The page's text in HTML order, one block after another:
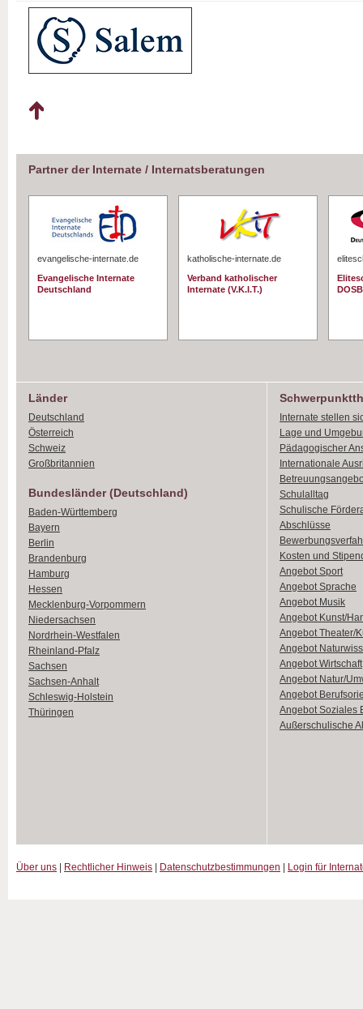
Partner der Internate / Internatsberatungen
evangelische-internate.de
Evangelische Internate
Deutschland
katholische-internate.de
Verband katholischer
Internate (V.K.I.T.)
DOSB
Länder
Deutschland
Österreich
Schweiz
Großbritannien
Bundesländer (Deutschland)
Baden-Württemberg
Bayern
Berlin
Brandenburg
Hamburg
Hessen
Mecklenburg-Vorpommern
Niedersachsen
Nordrhein-Westfalen
Rheinland-Pfalz
Sachsen
Sachsen-Anhalt
Schleswig-Holstein
Thüringen
Internate stellen
Lage und
Pädagogischer
Internationale
Schulalltag
Schulische
Abschlüsse
Kosten und
Angebot Sport
Angebot Sprache
Angebot Musik
Angebot Kunst/
Angebot Theater/
Angebot
Angebot Wirtschaft
Angebot Natur/
Angebot
Angebot Soziales
Außerschulische
Über uns Rechtlicher Hinweis Datenschutzbestimmungen Login für